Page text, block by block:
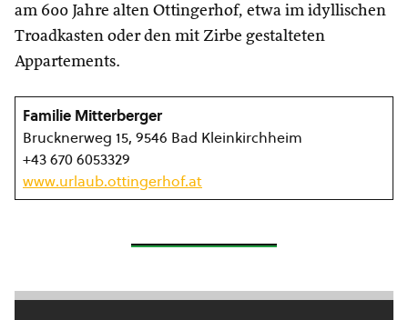
am 600 Jahre alten Ottingerhof, etwa im idyllischen
Troadkasten oder den mit Zirbe gestalteten
Appartements.
Familie Mitterberger
Brucknerweg 15, 9546 Bad Kleinkirchheim
+43 670 6053329
www.urlaub.ottingerhof.at